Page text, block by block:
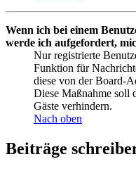
Wenn ich bei einem
werde ich aufgefordert,
Nur registrierte
Funktion für
diese von der Board-
Diese Maßnahme soll
Gäste verhindern.
Nach oben
Beiträge